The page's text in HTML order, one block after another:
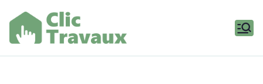
contenu